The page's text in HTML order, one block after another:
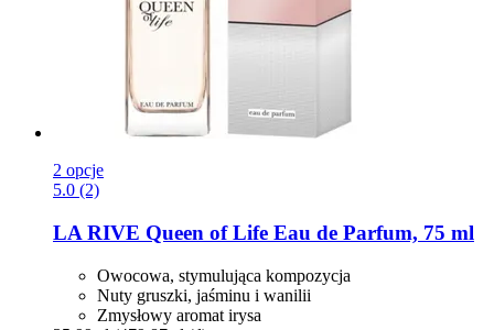
2 opcje
5.0 (2)
LA RIVE Queen of Life Eau de Parfum, 75 ml
Owocowa, stymulująca kompozycja
Nuty gruszki, jaśminu i wanilii
Zmysłowy aromat irysa